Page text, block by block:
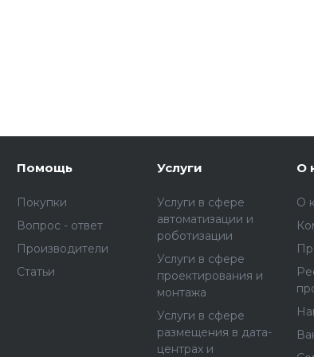
Помощь
Покупки
Вопрос - ответ
Производители
Статьи
Услуги
Услуги в сфере
автоматизации и
роботизации
Услуги в сфере
проектирования и
монтажа
Услуги в сфере
размещения в дата-
центрах и
О
О